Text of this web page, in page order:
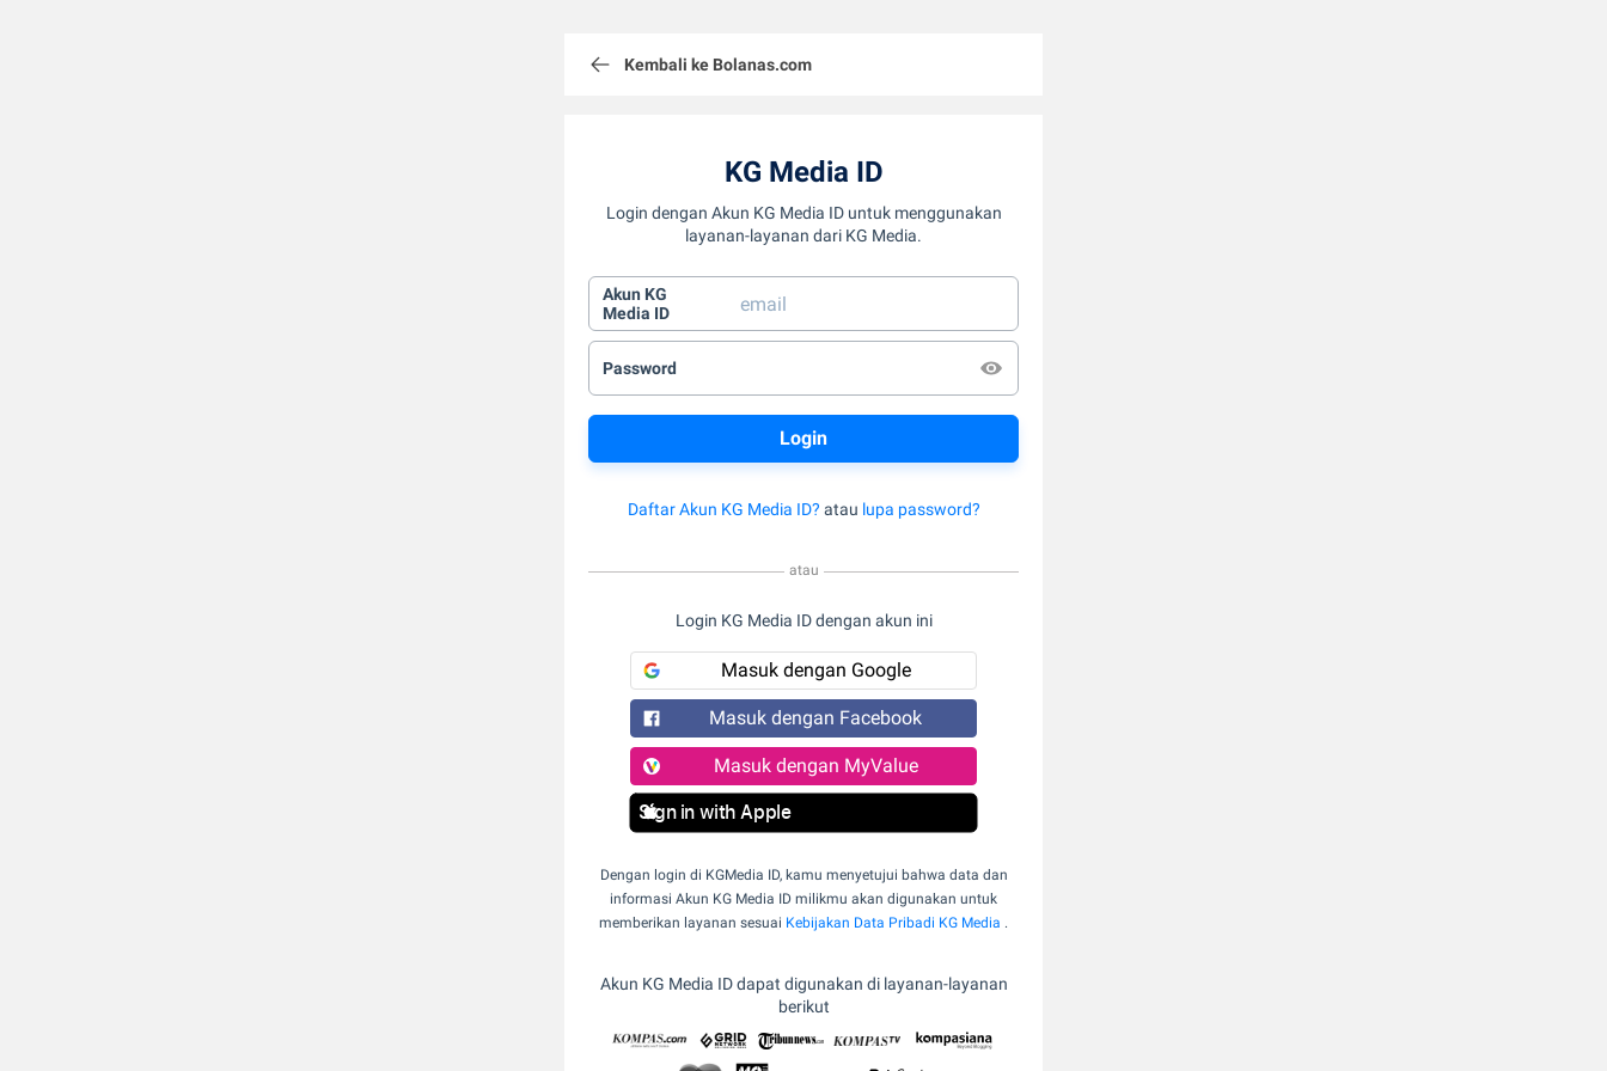
Kembali ke Bolanas.com
KG Media ID
Login dengan Akun KG Media ID untuk menggunakan
layanan-layanan dari KG Media.
Akun KG
Media ID
Password
Daftar Akun KG Media ID? atau lupa password?
atau
Login KG Media ID dengan akun ini
Masuk dengan Google
Masuk dengan Facebook
Masuk dengan MyValue
Sign in with Apple
Dengan login di KGMedia ID, kamu menyetujui bahwa data dan
informasi Akun KG Media ID milikmu akan digunakan untuk
memberikan layanan sesuai Kebijakan Data Pribadi KG Media .
Akun KG Media ID dapat digunakan di layanan-layanan
berikut